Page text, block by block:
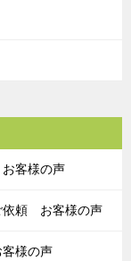
客様の声
依頼 お客様の声
様の声